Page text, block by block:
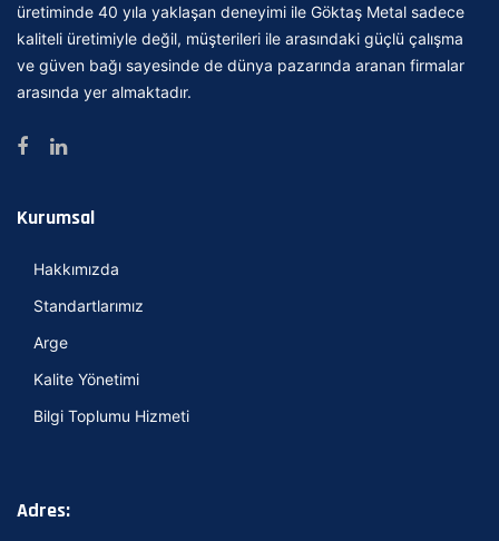
üretiminde 40 yıla yaklaşan deneyimi ile Göktaş Metal sadece
kaliteli üretimiyle değil, müşterileri ile arasındaki güçlü çalışma
ve güven bağı sayesinde de dünya pazarında aranan firmalar
arasında yer almaktadır.
Kurumsal
Hakkımızda
Standartlarımız
Arge
Kalite Yönetimi
Bilgi Toplumu Hizmeti
Adres: